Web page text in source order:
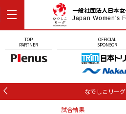
一般社団法人日本
Japan Women's
TOP
PARTNER
OFFICIAL
SPONSOR
なでしこリー
試合結果